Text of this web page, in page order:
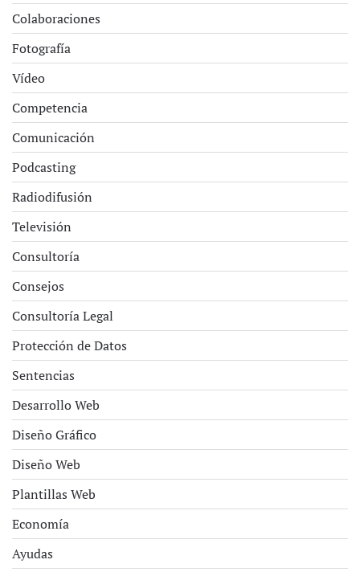
Colaboraciones
Fotografía
Vídeo
Competencia
Comunicación
Podcasting
Radiodifusión
Televisión
Consultoría
Consejos
Consultoría Legal
Protección de Datos
Sentencias
Desarrollo Web
Diseño Gráfico
Diseño Web
Plantillas Web
Economía
Ayudas